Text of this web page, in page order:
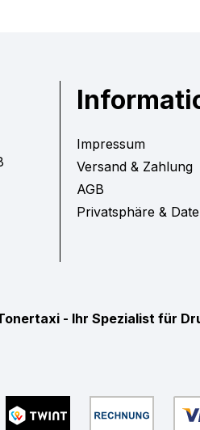
Impressum
Versand & Zahlung
AGB
Privatsphäre &
- Ihr Spezialist für